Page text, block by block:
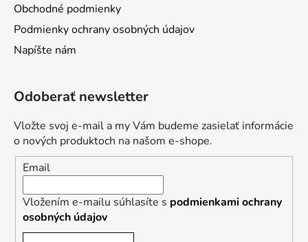
r
i
s
u
Obchodné podmienky
Podmienky ochrany osobných údajov
Napíšte nám
Odoberať newsletter
Vložte svoj e-mail a my Vám budeme zasielať informácie
o nových produktoch na našom e-shope.
Email
Vložením e-mailu súhlasíte s podmienkami ochrany
osobných údajov